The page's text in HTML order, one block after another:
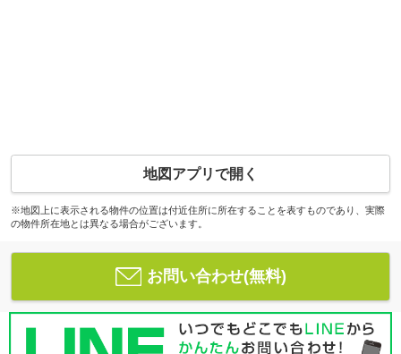
地図アプリで開く
※地図上に表示される物件の位置は付近住所に所在することを表すものであり、実際
の物件所在地とは異なる場合がございます。
お問い合わせ(無料)